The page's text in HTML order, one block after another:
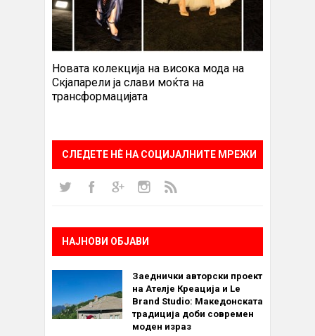
Новата колекција на висока мода на
Скјапарели ја слави моќта на
трансформацијата
СЛЕДЕТЕ НÈ НА СОЦИЈАЛНИТЕ МРЕЖИ
НАЈНОВИ ОБЈАВИ
Заеднички авторски проект
на Ателје Креација и Le
Brand Studio: Македонската
традиција доби современ
моден израз